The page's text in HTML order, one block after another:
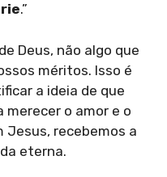
.”
Deus, não algo que
méritos. Isso é
a ideia de que
merecer o amor e o
Jesus, recebemos a
eterna.